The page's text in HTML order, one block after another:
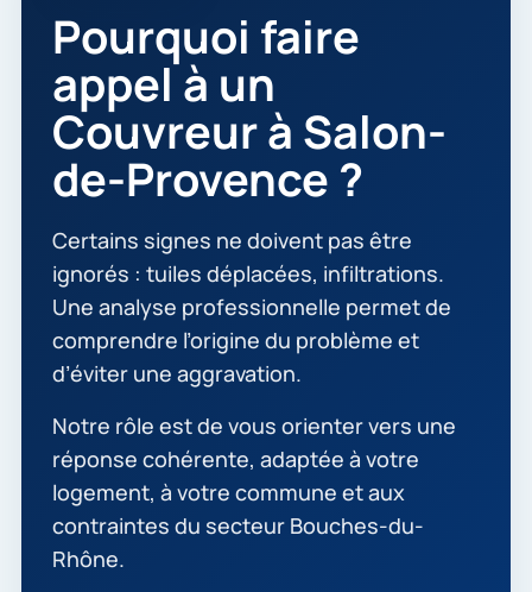
Pourquoi faire
appel à un
Couvreur à Salon-
de-Provence ?
Certains signes ne doivent pas être
ignorés : tuiles déplacées, infiltrations.
Une analyse professionnelle permet de
comprendre l’origine du problème et
d’éviter une aggravation.
Notre rôle est de vous orienter vers une
réponse cohérente, adaptée à votre
logement, à votre commune et aux
contraintes du secteur Bouches-du-
Rhône.